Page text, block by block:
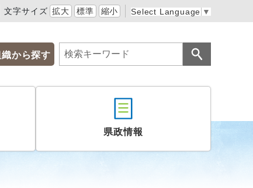
文字サイズ 拡大 標準 縮小 Select Language ▼
織から探す
県政情報